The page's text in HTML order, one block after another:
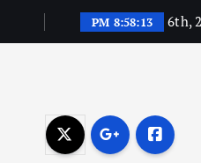
8:58:14 PM